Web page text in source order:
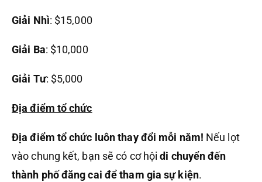
Giải Nhì: $15,000
Giải Ba: $10,000
Giải Tư: $5,000
Địa điểm tổ chức
Địa điểm tổ chức luôn thay đổi mỗi năm! Nếu lọt
vào chung kết, bạn sẽ có cơ hộidi chuyển đến
thành phố đăng cai để tham gia sự kiện.